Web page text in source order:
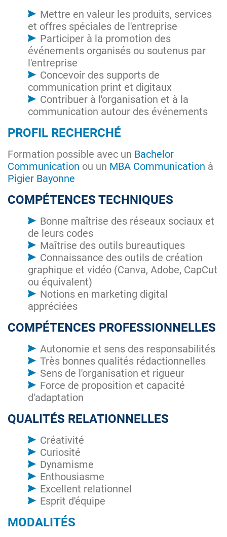
Mettre en valeur les produits, services
et offres spéciales de l'entreprise
Participer à la promotion des
événements organisés ou soutenus par
l'entreprise
Concevoir des supports de
communication print et digitaux
Contribuer à l'organisation et à la
communication autour des événements
PROFIL RECHERCHÉ
Formation possible avec un Bachelor
Communication ou un MBA Communication à
Pigier Bayonne
COMPÉTENCES TECHNIQUES
Bonne maîtrise des réseaux sociaux et
de leurs codes
Maîtrise des outils bureautiques
Connaissance des outils de création
graphique et vidéo (Canva, Adobe, CapCut
ou équivalent)
Notions en marketing digital
appréciées
COMPÉTENCES PROFESSIONNELLES
Autonomie et sens des responsabilités
Très bonnes qualités rédactionnelles
Sens de l'organisation et rigueur
Force de proposition et capacité
d'adaptation
QUALITÉS RELATIONNELLES
Créativité
Curiosité
Dynamisme
Enthousiasme
Excellent relationnel
Esprit d'équipe
MODALITÉS